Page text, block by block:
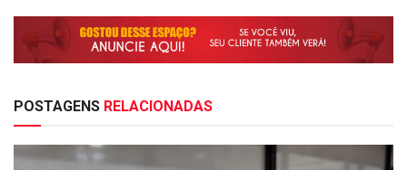
POSTAGENS RELACIONADAS